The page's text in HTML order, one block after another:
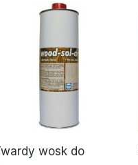
wosk do